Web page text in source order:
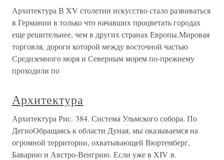
Архитектура В XV столетии искусство стало развиваться
в Германии в только что начавших процветать городах
еще решительнее, чем в других странах Европы.Мировая
торговля, дороги которой между восточной частью
Средиземного моря и Северным морем по-прежнему
проходили по
Архитектура
Архитектура Рис. 384. Система Ульмского собора. По
ДегиоОбращаясь к области Дуная, мы оказываемся на
огромной территории, охватывающей Вюртемберг,
Баварию и Австро-Венгрию. Если уже в XIV в.